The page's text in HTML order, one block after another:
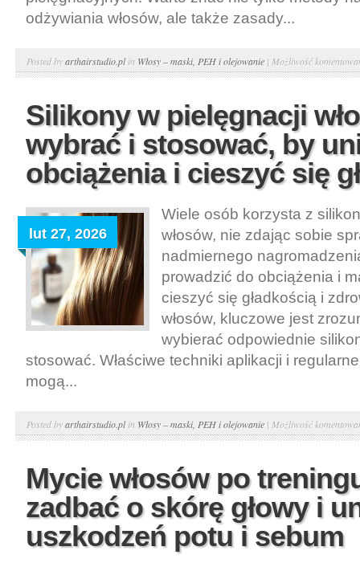
odżywiania włosów, ale także zasady...
Posted byarthairstudio.plin Włosy – maski, PEH i olejowanie | Możliwość
Silikony w pielęgnacji
wybrać i stosować, by
obciążenia i cieszyć się
lut 27, 2026
Wiele osób korzysta z
włosów, nie zdając sobie
nadmiernego
prowadzić do obciążenia i
cieszyć się gładkością i
włosów, kluczowe jest
wybierać odpowiednie
stosować. Właściwe techniki aplikacji i
mogą...
Posted byarthairstudio.plin Włosy – maski, PEH i olejowanie | Możliwość
Mycie włosów po
zadbać o skórę głowy i
uszkodzeń potu i sebum